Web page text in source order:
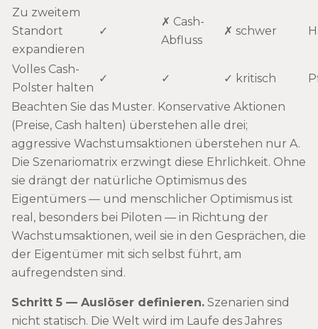
Zu zweitem
Standort
expandieren
✓
✗ Cash-
Abfluss
✗ schwer
Volles Cash-
Polster halten
✓ ✓ ✓ kritisch
Beachten Sie das Muster. Konservative Aktionen
(Preise, Cash halten) überstehen alle drei;
aggressive Wachstumsaktionen überstehen nur A.
Die Szenariomatrix erzwingt diese Ehrlichkeit. Ohne
sie drängt der natürliche Optimismus des
Eigentümers — und menschlicher Optimismus ist
real, besonders bei Piloten — in Richtung der
Wachstumsaktionen, weil sie in den Gesprächen, die
der Eigentümer mit sich selbst führt, am
aufregendsten sind.
Schritt 5 — Auslöser definieren. Szenarien sind
nicht statisch. Die Welt wird im Laufe des Jahres